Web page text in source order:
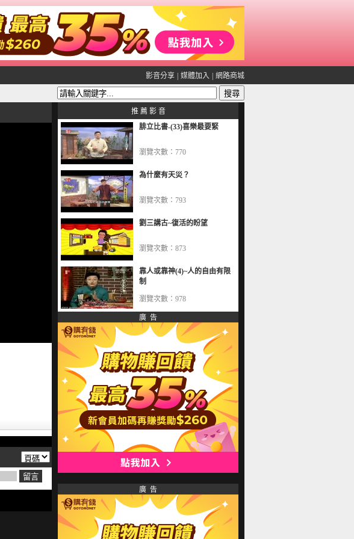
影音分享 媒體加入 網路商城
推 薦 影 音
腓立比書-(33)喜樂最要緊
瀏覽次數：770
為什麼有天災？
瀏覽次數：793
劉三講古~復活的盼望
瀏覽次數：873
靠人或靠神(4)~人的自由有限
制
瀏覽次數：978
廣 告
廣 告